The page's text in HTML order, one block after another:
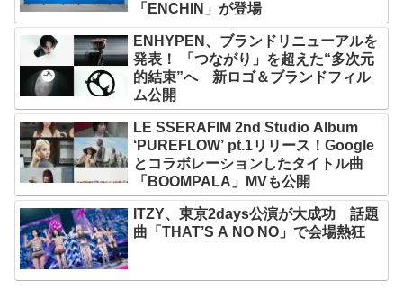
「ENCHIN」が登場
ENHYPEN、ブランドリニューアルを
発表！ 「つながり」を超えた“多次元
的結束”へ 新ロゴ＆ブランドフィル
ム公開
LE SSERAFIM 2nd Studio Album
‘PUREFLOW’ pt.1リリース！Google
とコラボレーションしたタイトル曲
「BOOMPALA」MVも公開
ITZY、東京2days公演が大成功 話題
曲「THAT’S A NO NO」で会場熱狂